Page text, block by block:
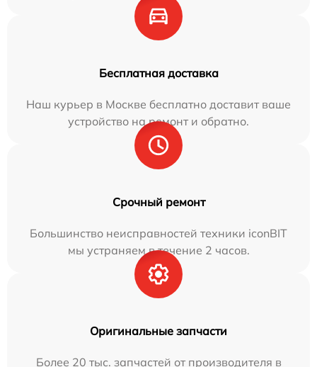
Бесплатная доставка
Наш курьер в Москве бесплатно доставит ваше
устройство на ремонт и обратно.
Срочный ремонт
Большинство неисправностей техники iconBIT
мы устраняем в течение 2 часов.
Оригинальные запчасти
Более 20 тыс. запчастей от производителя в